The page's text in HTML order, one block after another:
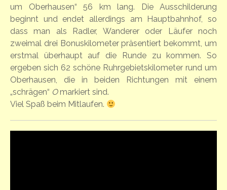
um Oberhausen“ 56 km lang. Die Ausschilderung
beginnt und endet allerdings am Hauptbahnhof, so
dass man als Radler, Wanderer oder Läufer noch
zweimal drei Bonuskilometer präsentiert bekommt, um
erstmal überhaupt auf die Runde zu kommen. So
ergeben sich 62 schöne Ruhrgebietskilometer rund um
Oberhausen, die in beiden Richtungen mit einem
„schrägen“ Omarkiert sind.
Viel Spaß beim Mitlaufen.